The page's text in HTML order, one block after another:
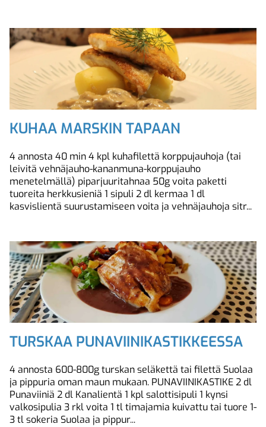
KUHAA MARSKIN TAPAAN
4 annosta 40 min 4 kpl kuhafilettä korppujauhoja (tai
leivitä vehnäjauho-kananmuna-korppujauho
menetelmällä) piparjuuritahnaa 50g voita paketti
tuoreita herkkusieniä 1 sipuli 2 dl kermaa 1 dl
kasvislientä suurustamiseen voita ja vehnäjauhoja sitr...
TURSKAA PUNAVIINIKASTIKKEESSA
4 annosta 600-800g turskan seläkettä tai filettä Suolaa
ja pippuria oman maun mukaan. PUNAVIINIKASTIKE 2 dl
Punaviiniä 2 dl Kanalientä 1 kpl salottisipuli 1 kynsi
valkosipulia 3 rkl voita 1 tl timajamia kuivattu tai tuore 1-
3 tl sokeria Suolaa ja pippur...